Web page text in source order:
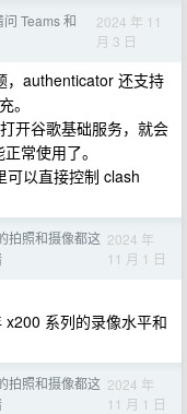
Teams 和
2024 年 11
月 3 日
，authenticator 还支持
。
开谷歌基础服务，就会
常使用了。
可以直接控制 clash
拍照和摄像都这 2024 年
11 月 1 日
系列的录像水平和
拍照和摄像都这 2024 年
11 月 1 日